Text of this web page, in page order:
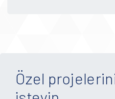
Özel